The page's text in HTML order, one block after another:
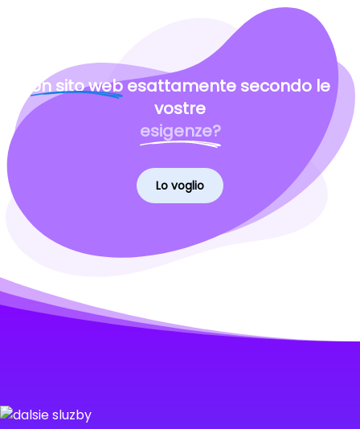
Un sito webesattamente secondo le
vostre
esigenze?
Lo voglio